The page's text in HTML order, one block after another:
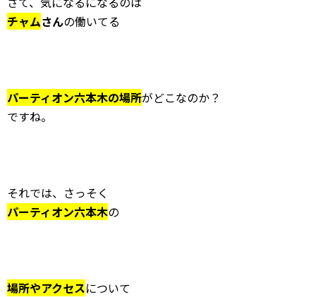
チャムさんの働いてる
パーティオン六本木の場所がどこなのか？
ですね。
それでは、さっそく
パーティオン六本木の
場所やアクセスについて